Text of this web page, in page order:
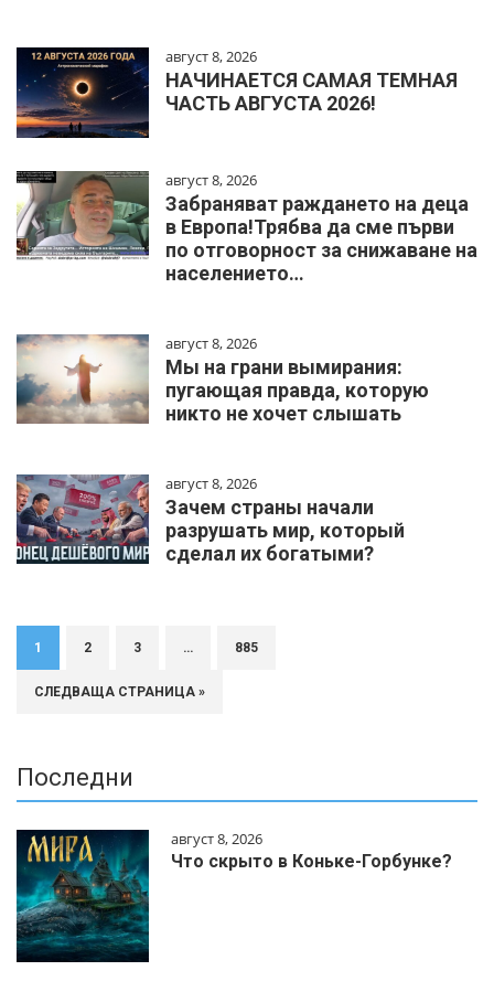
август 8, 2026
НАЧИНАЕТСЯ САМАЯ ТЕМНАЯ
ЧАСТЬ АВГУСТА 2026!
август 8, 2026
Забраняват раждането на деца
в Европа!Трябва да сме първи
по отговорност за снижаване на
населението…
август 8, 2026
Мы на грани вымирания:
пугающая правда, которую
никто не хочет слышать
август 8, 2026
Зачем страны начали
разрушать мир, который
сделал их богатыми?
1 2 3 … 885
СЛЕДВАЩА СТРАНИЦА »
Последни
август 8, 2026
Что скрыто в Коньке-Горбунке?